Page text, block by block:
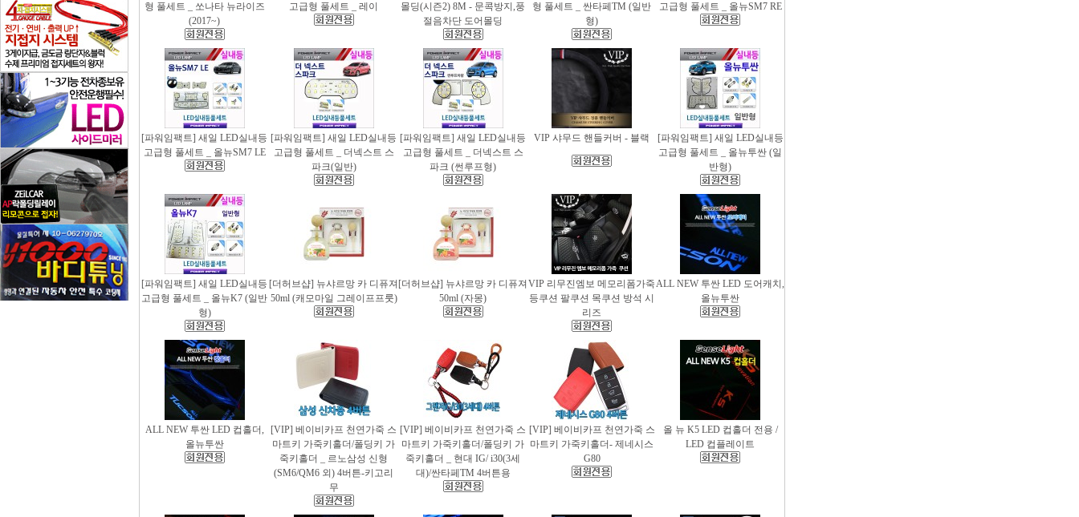
형 풀세트 _ 쏘나타 뉴라이즈
(2017~)
고급형 풀세트 _ 레이
몰딩(시즌2) 8M - 문콕방지,풍
절음차단 도어몰딩
형 풀세트 _ 싼타페TM (일반
형)
고급형 풀세트 _ 올뉴SM7 RE
[파워임팩트] 새일 LED실내등
고급형 풀세트 _ 올뉴SM7 LE
[파워임팩트] 새일 LED실내등
고급형 풀세트 _ 더넥스트 스
파크(일반)
[파워임팩트] 새일 LED실내등
고급형 풀세트 _ 더넥스트 스
파크 (썬루프형)
VIP 샤무드 핸들커버 - 블랙
[파워임팩트] 새일 LED실내등
고급형 풀세트 _ 올뉴투싼 (일
반형)
[파워임팩트] 새일 LED실내등
고급형 풀세트 _ 올뉴K7 (일반
형)
[더허브샵] 뉴샤르망 카 디퓨져
50ml (캐모마일 그레이프프룻)
[더허브샵] 뉴샤르망 카 디퓨져
50ml (자몽)
VIP 리무진엠보 메모리폼가죽
등쿠션 팔쿠션 목쿠션 방석 시
리즈
ALL NEW 투싼 LED 도어캐치,
올뉴투싼
ALL NEW 투싼 LED 컵홀더,
올뉴투싼
[VIP] 베이비카프 천연가죽 스
마트키 가죽키홀더/폴딩키 가
죽키홀더 _ 르노삼성 신형
(SM6/QM6 외) 4버튼-키고리
무
[VIP] 베이비카프 천연가죽 스
마트키 가죽키홀더/폴딩키 가
죽키홀더 _ 현대 IG/ i30(3세
대)/싼타페TM 4버튼용
[VIP] 베이비카프 천연가죽 스
마트키 가죽키홀더- 제네시스
G80
올 뉴 K5 LED 컵홀더 전용 /
LED 컵플레이트